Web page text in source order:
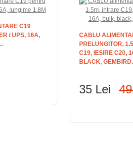
C19
/ UPS, 16A,
CABLU
PRELUNGITOR,
C19, IESIRE C20,
BLACK,
35 Lei